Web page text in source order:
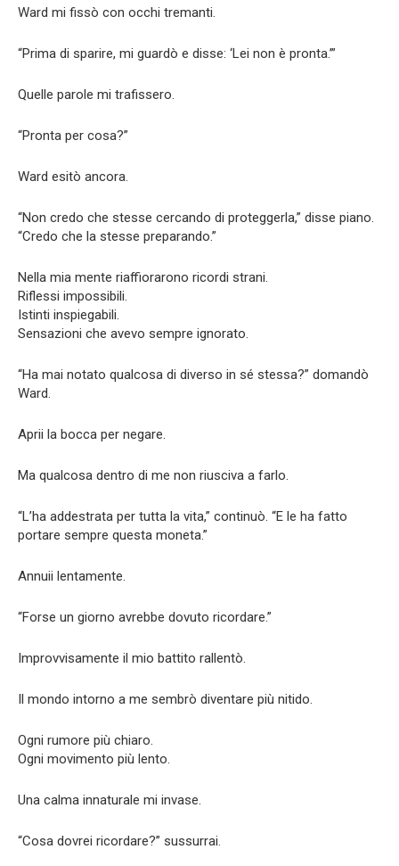
Ward mi fissò con occhi tremanti.
“Prima di sparire, mi guardò e disse: ‘Lei non è pronta.’”
Quelle parole mi trafissero.
“Pronta per cosa?”
Ward esitò ancora.
“Non credo che stesse cercando di proteggerla,” disse piano.
“Credo che la stesse preparando.”
Nella mia mente riaffiorarono ricordi strani.
Riflessi impossibili.
Istinti inspiegabili.
Sensazioni che avevo sempre ignorato.
“Ha mai notato qualcosa di diverso in sé stessa?” domandò
Ward.
Aprii la bocca per negare.
Ma qualcosa dentro di me non riusciva a farlo.
“L’ha addestrata per tutta la vita,” continuò. “E le ha fatto
portare sempre questa moneta.”
Annuii lentamente.
“Forse un giorno avrebbe dovuto ricordare.”
Improvvisamente il mio battito rallentò.
Il mondo intorno a me sembrò diventare più nitido.
Ogni rumore più chiaro.
Ogni movimento più lento.
Una calma innaturale mi invase.
“Cosa dovrei ricordare?” sussurrai.